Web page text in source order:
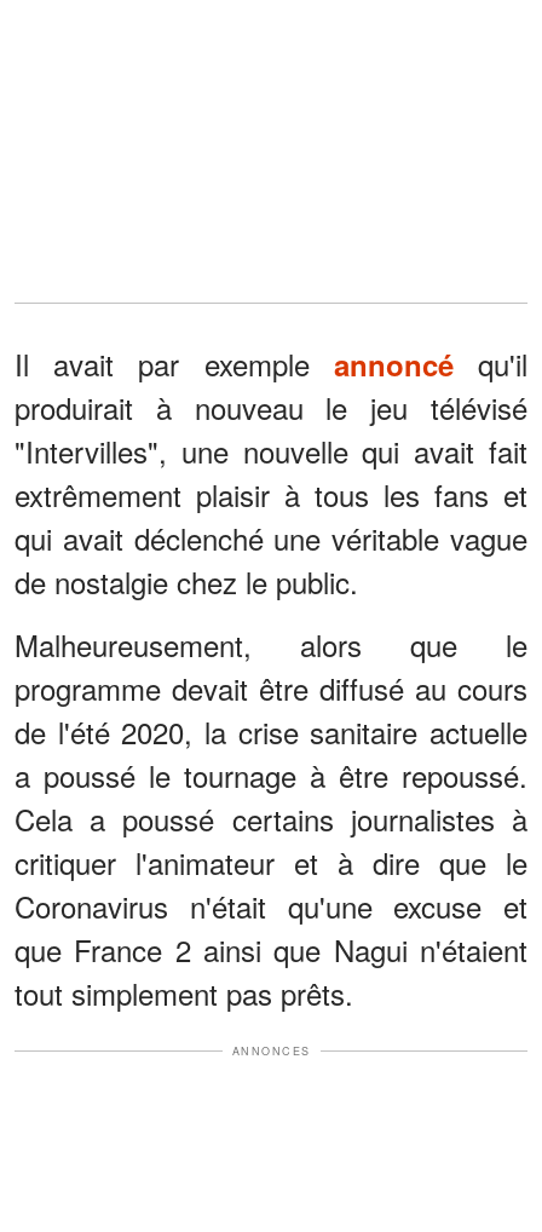
Il avait par exemple annoncéqu'il
produirait à nouveau le jeu télévisé
"Intervilles", une nouvelle qui avait fait
extrêmement plaisir à tous les fans et
qui avait déclenché une véritable vague
de nostalgie chez le public.
Malheureusement, alors que le
programme devait être diffusé au cours
de l'été 2020, la crise sanitaire actuelle
a poussé le tournage à être repoussé.
Cela a poussé certains journalistes à
critiquer l'animateur et à dire que le
Coronavirus n'était qu'une excuse et
que France 2 ainsi que Nagui n'étaient
tout simplement pas prêts.
ANNONCES